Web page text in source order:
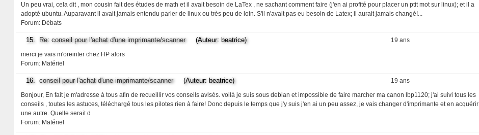
Un peu vrai, cela dit , mon cousin fait des études de math et il avait besoin de LaTex , ne sachant comment faire (j'en ai profité pour placer un ptit mot sur linux); et il a
adopté ubuntu. Auparavant il avait jamais entendu parler de linux ou très peu de loin. S'il n'avait pas eu besoin de Latex; il aurait jamais changé!...
Forum: Débats
19 ans
15. Re: conseil pour l'achat d'une imprimante/scanner(Auteur: beatrice)
merci je vais m'oreinter chez HP alors
Forum: Matériel
19 ans
16. conseil pour l'achat d'une imprimante/scanner(Auteur: beatrice)
Bonjour, En fait je m'adresse à tous afin de recueillir vos conseils avisés. voilà je suis sous debian et impossible de faire marcher ma canon lbp1120; j'ai suivi tous les
conseils , toutes les astuces, téléchargé tous les pilotes rien à faire! Donc depuis le temps que j'y suis j'en ai un peu assez, je vais changer d'imprimante et en acquérir
une autre. Quelle serait d
Forum: Matériel